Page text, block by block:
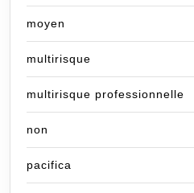
moyen
multirisque
multirisque professionnelle
non
pacifica